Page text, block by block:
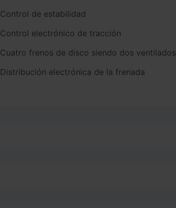
Control de estabilidad
Control electrónico de tracción
Cuatro frenos de disco siendo dos ventilados
Distribución electrónica de la frenada